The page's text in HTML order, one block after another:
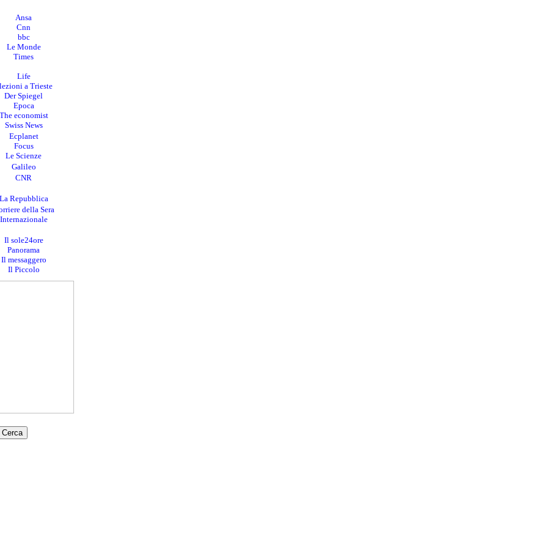
Ansa
Cnn
bbc
Le Monde
Times
Life
a Trieste
Der Spiegel
Epoca
economist
Swiss News
Ecplanet
Focus
Le Scienze
Galileo
CNR
Repubblica
della Sera
Internazionale
Il sole24ore
Panorama
Il messaggero
Il Piccolo